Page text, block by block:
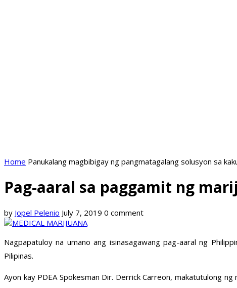
Home Panukalang magbibigay ng pangmatagalang solusyon sa
Pag-aaral sa paggamit ng
by Jopel Pelenio July 7, 2019 0 comment
Nagpapatuloy na umano ang isinasagawang pag-aaral ng
Pilipinas.
Ayon kay PDEA Spokesman Dir. Derrick Carreon, makatutulong